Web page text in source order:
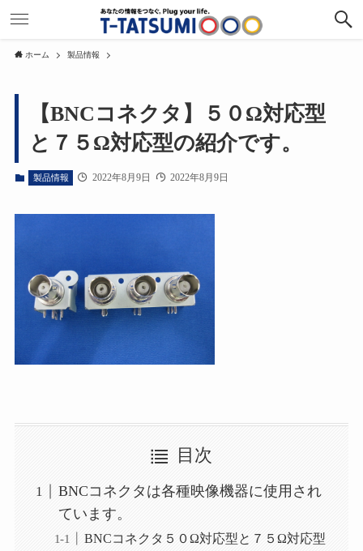
ホーム 製品情報
【BNCコネクタ】５０Ω対応型
と７５Ω対応型の紹介です。
製品情報 2022年8月9日 2022年8月9日
目次
BNCコネクタは各種映像機器に使用され
ています。
BNCコネクタ５０Ω対応型と７５Ω対応型